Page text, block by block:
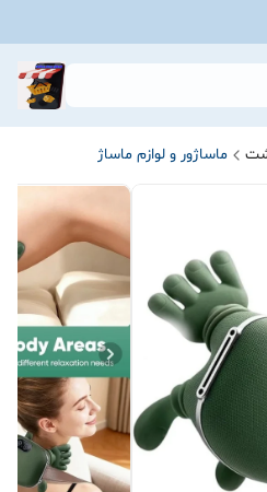
ماساژور و لوازم ماساژ